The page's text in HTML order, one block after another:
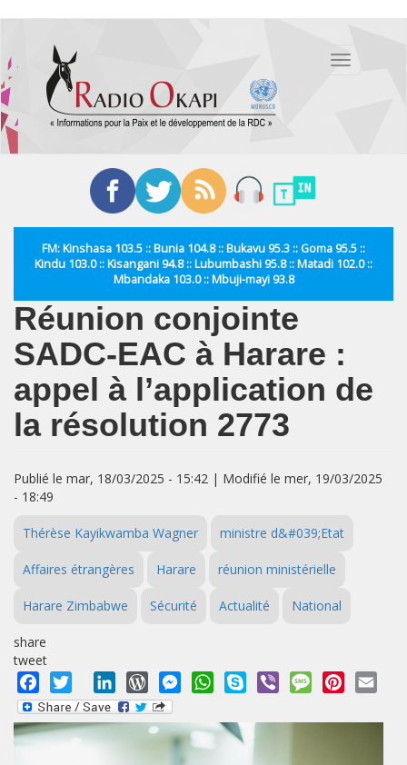
contenu
principal
Toggle
FM: Kinshasa 103.5 :: Bunia 104.8 :: Bukavu 95.3 :: Goma 95.5 ::
Kindu 103.0 :: Kisangani 94.8 :: Lubumbashi 95.8 :: Matadi 102.0 ::
Mbandaka 103.0 :: Mbuji-mayi 93.8
Réunion conjointe
SADC-EAC à Harare :
appel à l’application de
la résolution 2773
Publié le mar, 18/03/2025 - 15:42 | Modifié le mer, 19/03/2025
- 18:49
Thérèse Kayikwamba Wagner ministre d&#039;Etat
Affaires étrangères Harare réunion ministérielle
Harare Zimbabwe Sécurité Actualité National
share
tweet
Facebook
Twitter LinkedInWordPressMessengerWhatsApp
Skype Viber MessagePinterest